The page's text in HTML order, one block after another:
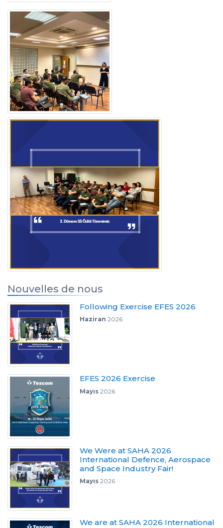
Nouvelles de nous
Following Exercise EFES 2026
Haziran 2026
EFES 2026 Exercise
Mayıs2026
We Were at SAHA 2026
International Defence, Aerospace
and Space Industry Fair!
Mayıs2026
We are at SAHA 2026 International